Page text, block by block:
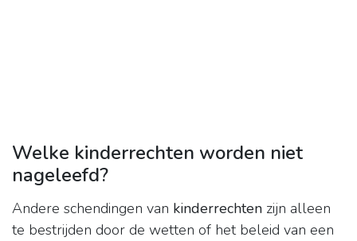
Welke kinderrechten worden niet
nageleefd?
Andere schendingen van kinderrechten zijn alleen
te bestrijden door de wetten of het beleid van een